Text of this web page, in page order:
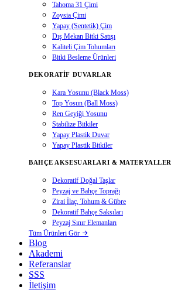
Tahoma 31 Çimi
Zoysia Çimi
Yapay (Sentetik) Çim
Dış Mekan Bitki Satışı
Kaliteli Çim Tohumları
Bitki Besleme Ürünleri
DEKORATIF DUVARLAR
Kara Yosunu (Black Moss)
Top Yosun (Ball Moss)
Ren Geyiği Yosunu
Stabilize Bitkiler
Yapay Plastik Duvar
Yapay Plastik Bitkiler
BAHÇE AKSESUARLARI & MATERYALLER
Dekoratif Doğal Taşlar
Peyzaj ve Bahçe Toprağı
Zirai İlaç, Tohum & Gübre
Dekoratif Bahçe Saksıları
Peyzaj Sınır Elemanları
Tüm Ürünleri Gör
Blog
Akademi
Referanslar
SSS
İletişim